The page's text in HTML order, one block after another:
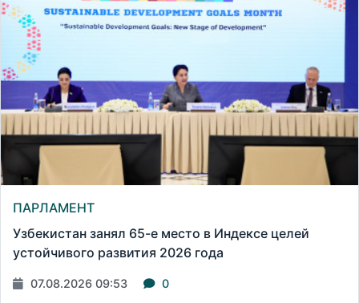
ПАРЛАМЕНТ
Узбекистан занял 65-е место в Индексе целей
устойчивого развития 2026 года
07.08.2026 09:53 0